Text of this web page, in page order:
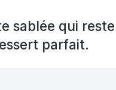
sablée qui reste
parfait.